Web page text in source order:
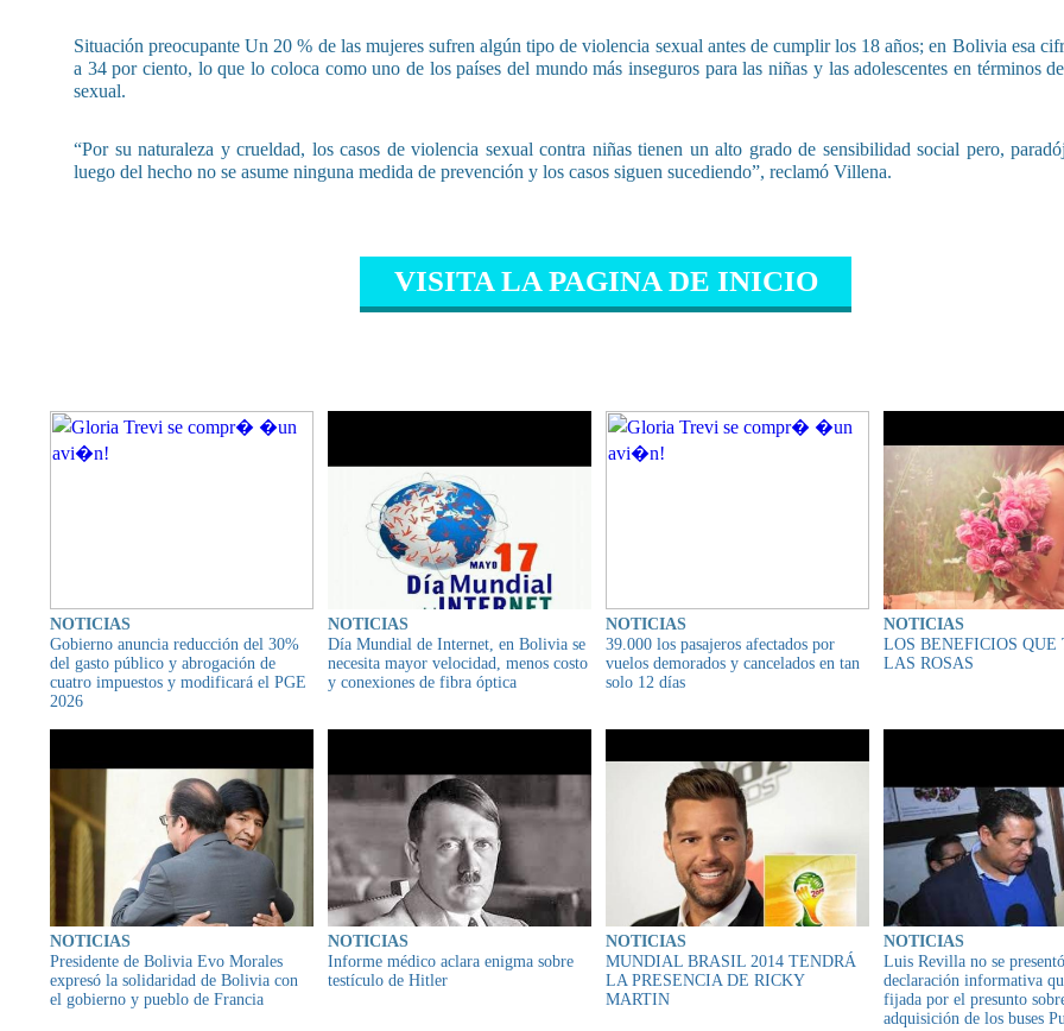
Situación preocupante Un 20 % de las mujeres sufren algún tipo de violencia sexual antes de cumplir los 18 años; en Bolivia esa
a 34 por ciento, lo que lo coloca como uno de los países del mundo más inseguros para las niñas y las adolescentes en términos
sexual.
“Por su naturaleza y crueldad, los casos de violencia sexual contra niñas tienen un alto grado de sensibilidad social pero,
luego del hecho no se asume ninguna medida de prevención y los casos siguen sucediendo”, reclamó Villena.
VISITA LA PAGINA DE INICIO
NOTICIAS
Gobierno anuncia reducción del 30%
del gasto público y abrogación de
cuatro impuestos y modificará el PGE
2026
NOTICIAS
Día Mundial de Internet, en Bolivia se
necesita mayor velocidad, menos costo
y conexiones de fibra óptica
NOTICIAS
39.000 los pasajeros afectados por
vuelos demorados y cancelados en tan
solo 12 días
NOTICIAS
LOS BENEFICIOS QUE
LAS ROSAS
NOTICIAS
Presidente de Bolivia Evo Morales
expresó la solidaridad de Bolivia con
el gobierno y pueblo de Francia
NOTICIAS
Informe médico aclara enigma sobre
testículo de Hitler
NOTICIAS
MUNDIAL BRASIL 2014 TENDRÁ
LA PRESENCIA DE RICKY
MARTIN
NOTICIAS
Luis Revilla no se
declaración informativa
fijada por el presunto
adquisición de los buses